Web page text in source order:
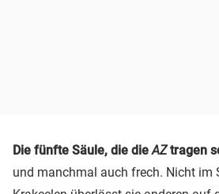
Die fünfte Säule, die die AZtragen
und manchmal auch frech. Nicht im